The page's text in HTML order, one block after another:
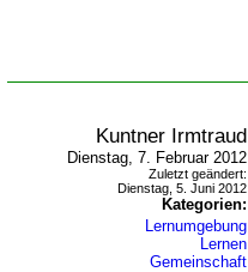
Kuntner Irmtraud
Dienstag, 7. Februar 2012
Zuletzt geändert:
Dienstag, 5. Juni 2012
Kategorien:
Lernumgebung
Lernen
Gemeinschaft